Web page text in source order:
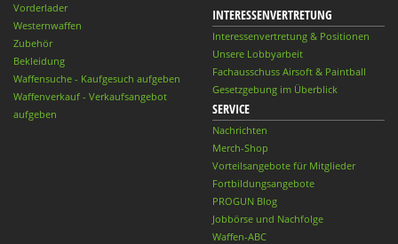
Vorderlader
Westernwaffen
Zubehör
Bekleidung
Waffensuche - Kaufgesuch aufgeben
Waffenverkauf - Verkaufsangebot
aufgeben
INTERESSENVERTRETUNG
Interessenvertretung & Positionen
Unsere Lobbyarbeit
Fachausschuss Airsoft & Paintball
Gesetzgebung im Überblick
SERVICE
Nachrichten
Merch-Shop
Vorteilsangebote für Mitglieder
Fortbildungsangebote
PROGUN Blog
Jobbörse und Nachfolge
Waffen-ABC